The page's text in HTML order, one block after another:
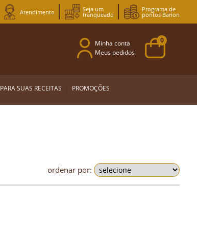
Atendimento Seja um
franqueado
Programa de
pontos Barion
Minha conta
Meus pedidos
0
PARA SUAS RECEITAS PROMOÇÕES
ordenar por: